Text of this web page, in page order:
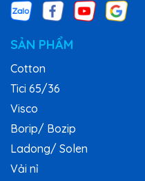
SẢN PHẨM
Cotton
Tici 65/36
Visco
Borip/ Bozip
Ladong/ Solen
Vải nỉ